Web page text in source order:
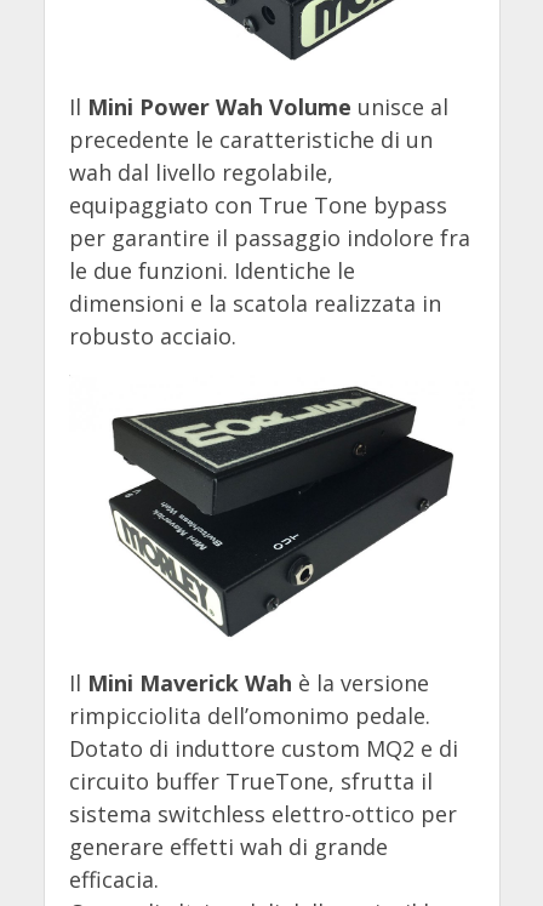
Il Mini Power Wah Volume unisce al
precedente le caratteristiche di un
wah dal livello regolabile,
equipaggiato con True Tone bypass
per garantire il passaggio indolore fra
le due funzioni. Identiche le
dimensioni e la scatola realizzata in
robusto acciaio.
Il Mini Maverick Wah è la versione
rimpicciolita dell’omonimo pedale.
Dotato di induttore custom MQ2 e di
circuito buffer TrueTone, sfrutta il
sistema switchless elettro-ottico per
generare effetti wah di grande
efficacia.